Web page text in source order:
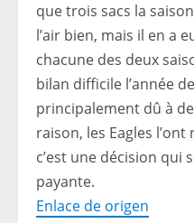
que trois sacs la
l’air bien, mais il en a
chacune des deux
bilan difficile l’année
principalement dû à
raison, les Eagles
c’est une décision qui
payante.
Enlace de origen